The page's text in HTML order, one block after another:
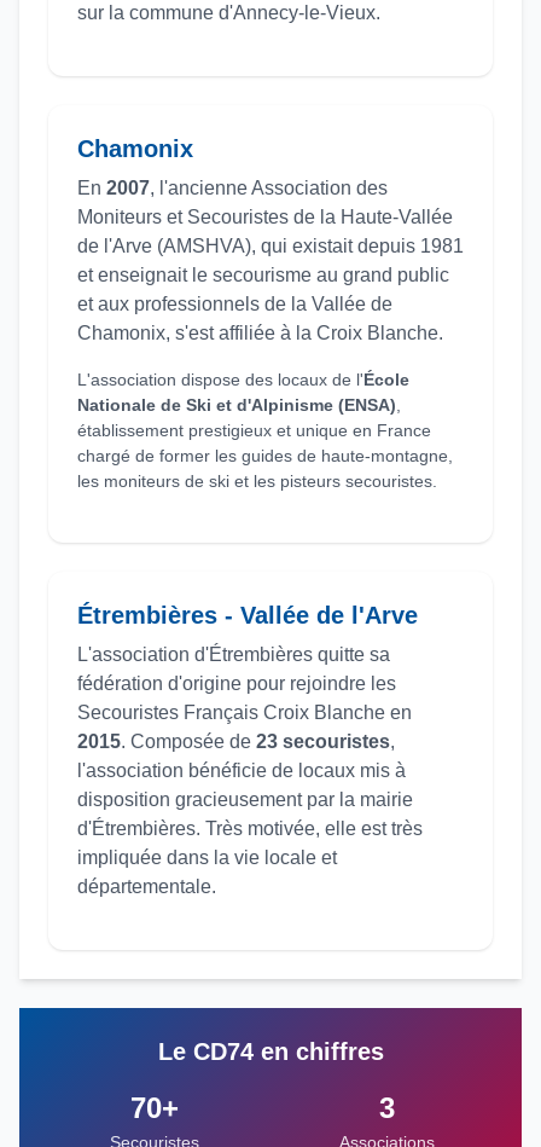
sur la commune d'Annecy-le-Vieux.
Chamonix
En 2007, l'ancienne Association des
Moniteurs et Secouristes de la Haute-Vallée
de l'Arve (AMSHVA), qui existait depuis 1981
et enseignait le secourisme au grand public
et aux professionnels de la Vallée de
Chamonix, s'est affiliée à la Croix Blanche.
L'association dispose des locaux de l'École
Nationale de Ski et d'Alpinisme (ENSA)
établissement prestigieux et unique en France
chargé de former les guides de haute-montagne,
les moniteurs de ski et les pisteurs secouristes.
Étrembières - Vallée de l'Arve
L'association d'Étrembières quitte sa
fédération d'origine pour rejoindre les
Secouristes Français Croix Blanche en
2015. Composée de 23 secouristes,
l'association bénéficie de locaux mis à
disposition gracieusement par la mairie
d'Étrembières. Très motivée, elle est très
impliquée dans la vie locale et
départementale.
Le CD74 en chiffres
70+
Secouristes
3
Associations